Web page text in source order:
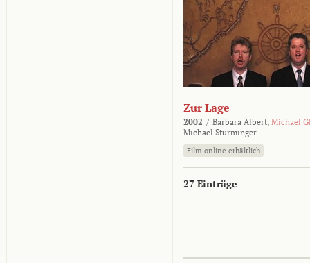
Zur Lage
2002 / Barbara Albert, Michael
Michael Sturminger
Film online erhältlich
27 Einträge